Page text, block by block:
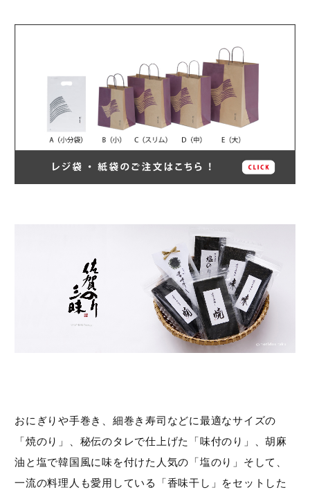
おにぎりや手巻き、細巻き寿司などに最適なサイズの
「焼のり」、秘伝のタレで仕上げた「味付のり」、胡麻
油と塩で韓国風に味を付けた人気の「塩のり」そして、
一流の料理人も愛用している「香味干し」をセットした